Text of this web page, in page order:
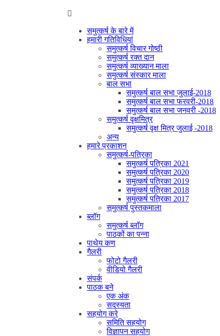
समुत्कर्ष के बारे में
हमारी गतिविधियां
समुत्कर्ष विचार गोष्ठी
समुत्कर्ष रक्त दान
समुत्कर्ष व्याख्यान माला
समुत्कर्ष संस्कार माला
बाल सभा
समुत्कर्ष बाल सभा जुलाई-2018
समुत्कर्ष बाल सभा फरवरी-2018
समुत्कर्ष बाल सभा जनवरी -2018
समुत्कर्ष वृक्षमित्र
समुत्कर्ष वृक्ष मित्र जुलाई -2018
अन्य
हमारे प्रकाशन
समुत्कर्ष-पत्रिका
समुत्कर्ष पत्रिका 2021
समुत्कर्ष पत्रिका 2020
समुत्कर्ष पत्रिका 2019
समुत्कर्ष पत्रिका 2018
समुत्कर्ष पत्रिका 2017
समुत्कर्ष पुस्तकमाला
ब्लॉग
समुत्कर्ष ब्लॉग
पाठकों का पन्ना
पाथेय कण
गैलरी
फोटो गैलरी
वीडियो गैलरी
संपर्क
पाठक बने
एक अंक
सदस्यता
सहयोग करे
समिति सहयोग
विज्ञापन सहयोग